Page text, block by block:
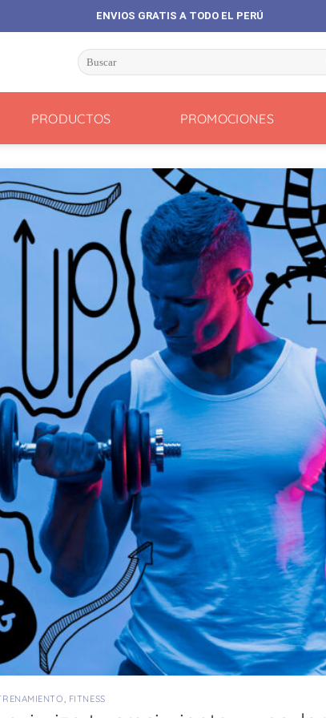
ENVIOS GRATIS A TODO EL PERÚ
Buscar
por:
PRODUCTOS PROMOCIONES
FITNESS